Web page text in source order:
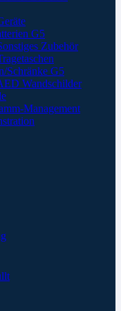
G5
Zubehör
Schränke G5
Wandschilder
Management